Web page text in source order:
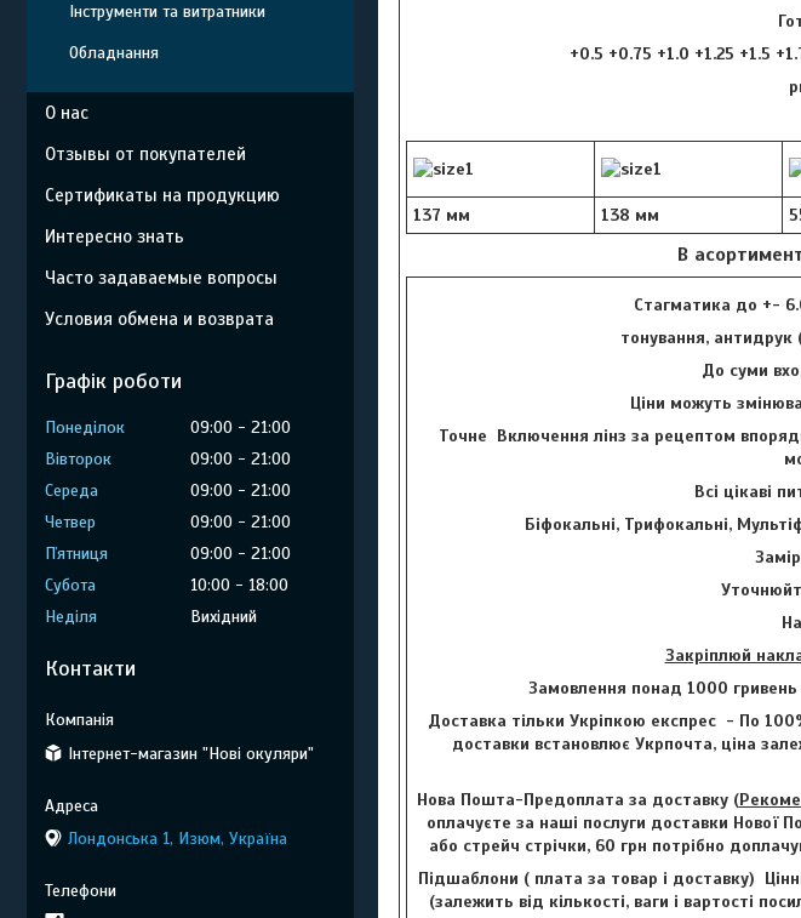
+0.5 +0.75 +1.0 +1.25 +1.5
137 мм 138 мм
В
Стагматика до +-
тонування,
До суми
Ціни можуть
Точне Включення лінз за рецептом
Всі цікаві
Біфокальні, Трифокальні,
Закріплюй
Замовлення понад 1000
Доставка тільки Укріпкою експрес - По
доставки встановлює Укрпочта, ціна
Нова Пошта-Предоплата за доставку (
оплачуєте за наші послуги доставки Нової
або стрейч стрічки, 60 грн потрібно
Підшаблони ( плата за товар і доставку)
(залежить від кількості, ваги і вартості
Інструменти та витратники
Обладнання
О нас
Отзывы от покупателей
Сертификаты на продукцию
Интересно знать
Часто задаваемые вопросы
Условия обмена и возврата
Графік роботи
Понеділок 09:00
21:00
Вівторок
09:00
21:00
Середа
09:00
21:00
Четвер
09:00
21:00
Пʼятниця
09:00
21:00
Субота
10:00
18:00
Неділя
Вихідний
Контакти
Інтернет-магазин "Нові окуляри"
Лондонська 1, Изюм, Україна